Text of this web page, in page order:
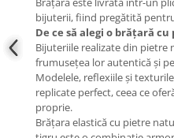
bijuterii, fiind pregătită
De ce să alegi o brățară
Bijuteriile realizate din
frumusețea lor autentică și
Modelele, reflexiile și
replicate perfect, ceea ce
proprie.
Brățara elastică cu pietre